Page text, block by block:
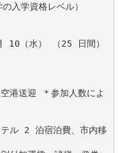
入学資格レベル）
（水） （25 日間）
港送迎 ＊参加人数によ
ル 2 泊宿泊費、市内移